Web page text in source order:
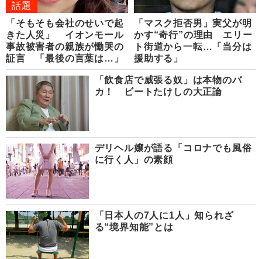
話題
「そもそも会社のせいで起
きた人災」 イオンモール
事故被害者の親族が慟哭の
証言 「最後の言葉は…」
「マスク拒否男」実父が明
かす“奇行”の理由 エリー
ト街道から一転…「当分は
援助する」
「飲食店で威張る奴」は本物のバ
カ！ ビートたけしの大正論
デリヘル嬢が語る「コロナでも風俗
に行く人」の素顔
「日本人の7人に1人」知られざ
る“境界知能”とは